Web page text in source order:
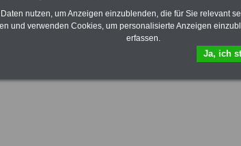
aller Tipps zu den Gesundheitseinrichtungen
nutzen, um Anzeigen einzublenden, die für Sie relevant
und verwenden Cookies, um personalisierte Anzeigen
erfassen.
Ja, ich